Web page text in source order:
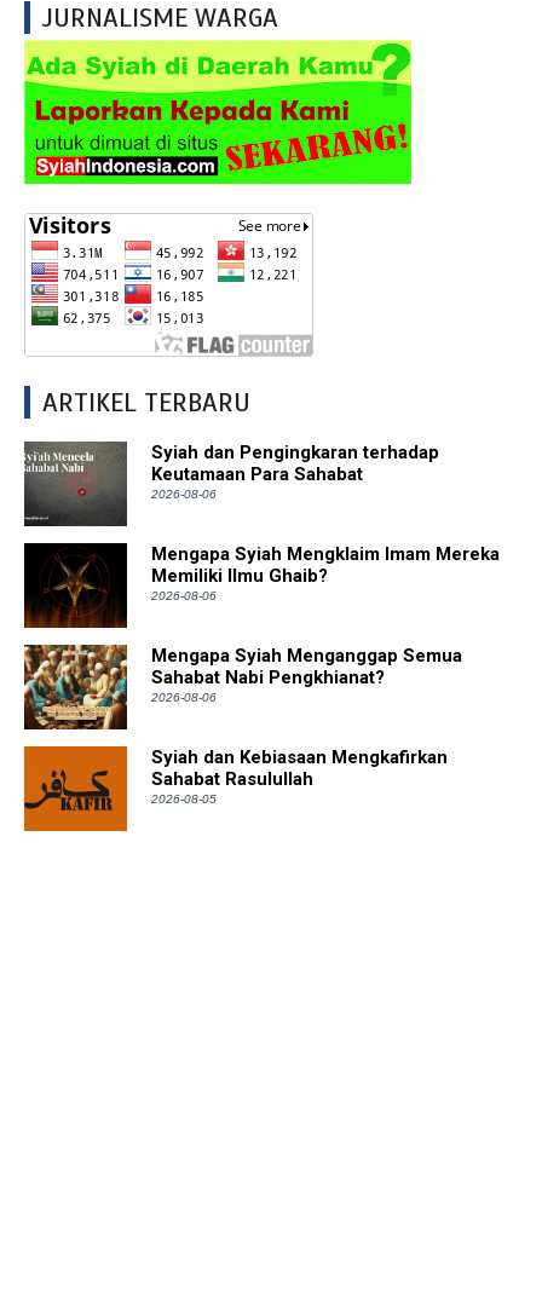
JURNALISME WARGA
ARTIKEL TERBARU
Syiah dan Pengingkaran terhadap
Keutamaan Para Sahabat
2026-08-06
Mengapa Syiah Mengklaim Imam Mereka
Memiliki Ilmu Ghaib?
2026-08-06
Mengapa Syiah Menganggap Semua
Sahabat Nabi Pengkhianat?
2026-08-06
Syiah dan Kebiasaan Mengkafirkan
Sahabat Rasulullah
2026-08-05